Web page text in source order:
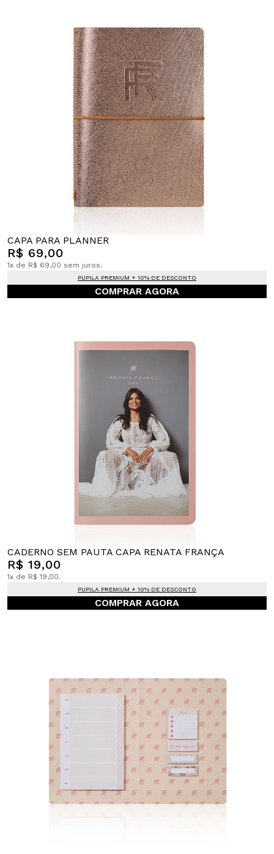
CAPA PARA PLANNER
R$ 69,00
1x de R$ 69,00 sem juros.
PUPILA PREMIUM + 10% DE DESCONTO
COMPRAR AGORA
CADERNO SEM PAUTA CAPA RENATA FRANÇA
R$ 19,00
1x de R$ 19,00.
PUPILA PREMIUM + 10% DE DESCONTO
COMPRAR AGORA